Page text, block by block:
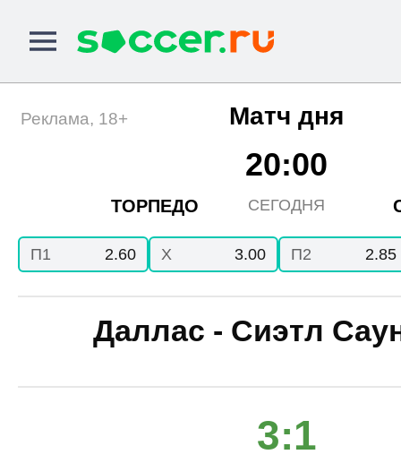
Матч дня
ТОРПЕДО
20:00
СЕГОДНЯ
Реклама, 18+
П1 2.60 X 3.00 П2 2.85
Даллас - Сиэтл
3:1